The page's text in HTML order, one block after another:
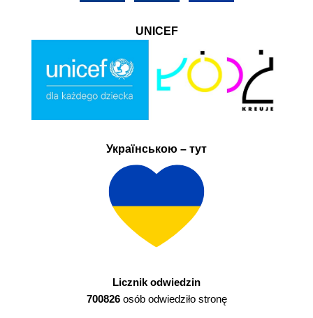
UNICEF
Українською – тут
Licznik odwiedzin
700826osób odwiedziło stronę